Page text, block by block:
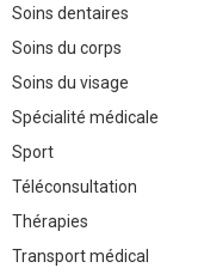
Soins dentaires
Soins du corps
Soins du visage
Spécialité médicale
Sport
Téléconsultation
Thérapies
Transport médical